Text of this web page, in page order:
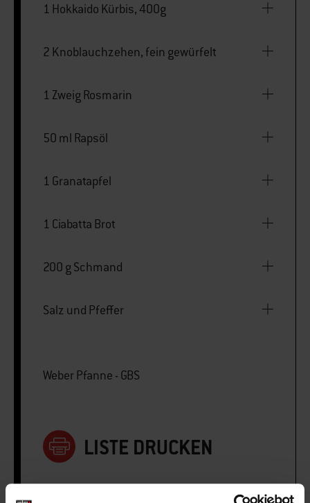
1 Hokkaido Kürbis, 400g
2 Knoblauchzehen, fein gewürfelt
1 Zweig Rosmarin
50 ml Rapsöl
1 Granatapfel
1 Ciabatta Brot
200 g Schmand
Salz und Pfeffer
Weber Pfanne - GBS
LISTE DRUCKEN